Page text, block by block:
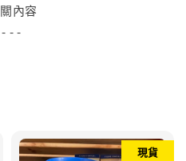
內容
- -
現貨